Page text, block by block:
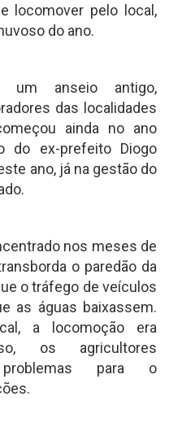
locomover pelo local,
do ano.
anseio antigo,
das localidades
ainda no ano
do ex-prefeito Diogo
ano, já na gestão do
nos meses de
o paredão da
o tráfego de veículos
as águas baixassem.
a locomoção era
os agricultores
para o